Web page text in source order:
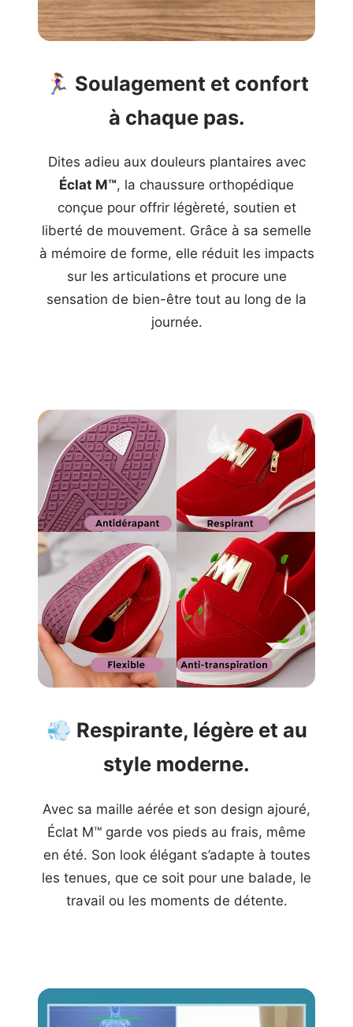
🏃‍♀️ Soulagement et confort
à chaque pas.
Dites adieu aux douleurs plantaires avec
Éclat M™, la chaussure orthopédique
conçue pour offrir légèreté, soutien et
liberté de mouvement. Grâce à sa semelle
à mémoire de forme, elle réduit les impacts
sur les articulations et procure une
sensation de bien-être tout au long de la
journée.
💨 Respirante, légère et au
style moderne.
Avec sa maille aérée et son design ajouré,
Éclat M™ garde vos pieds au frais, même
en été. Son look élégant s’adapte à toutes
les tenues, que ce soit pour une balade, le
travail ou les moments de détente.